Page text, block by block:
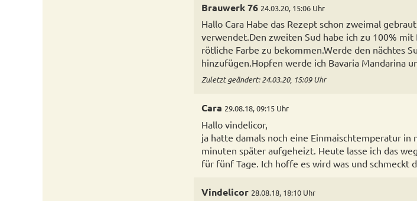
Brauwerk 76 24.03.20, 15:06 Uhr
Hallo Cara Habe das Rezept schon zweimal
verwendet.Den zweiten Sud habe ich zu 100%
rötliche Farbe zu bekommen.Werde den nächtes
hinzufügen.Hopfen werde ich Bavaria Mandarina
Zuletzt geändert: 24.03.20, 15:09 Uhr
Cara 29.08.18, 09:15 Uhr
Hallo vindelicor,
ja hatte damals noch eine Einmaischtemperatur
minuten später aufgeheizt. Heute lasse ich das
für fünf Tage. Ich hoffe es wird was und schmeckt
Vindelicor 28.08.18, 18:10 Uhr